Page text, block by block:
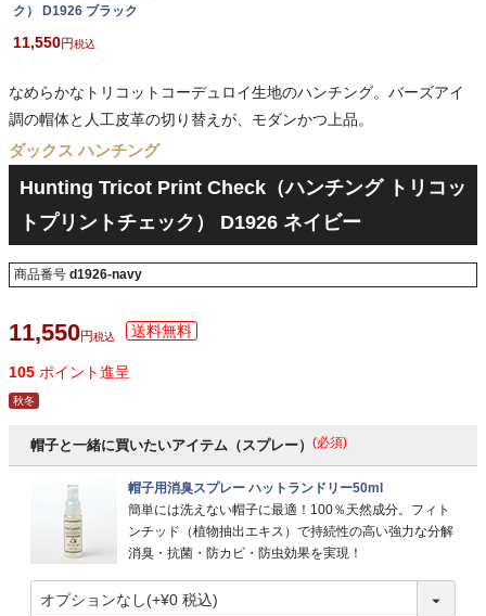
ク） D1926 ブラック
11,550 税込
なめらかなトリコットコーデュロイ生地のハンチング。バーズアイ
調の帽体と人工皮革の切り替えが、モダンかつ上品。
ダックス ハンチング
Hunting Tricot Print Check（ハンチング トリコッ
トプリントチェック） D1926 ネイビー
商品番号 d1926-navy
11,550 税込
105 ポイント進呈
秋冬
帽子と一緒に買いたいアイテム（スプレー） (必須)
帽子用消臭スプレー ハットランドリー50ml
簡単には洗えない帽子に最適！100％天然成分。フィト
ンチッド（植物抽出エキス）で持続性の高い強力な分解
消臭・抗菌・防カビ・防虫効果を実現！